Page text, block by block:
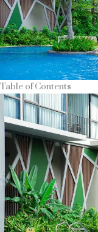
Table of Contents